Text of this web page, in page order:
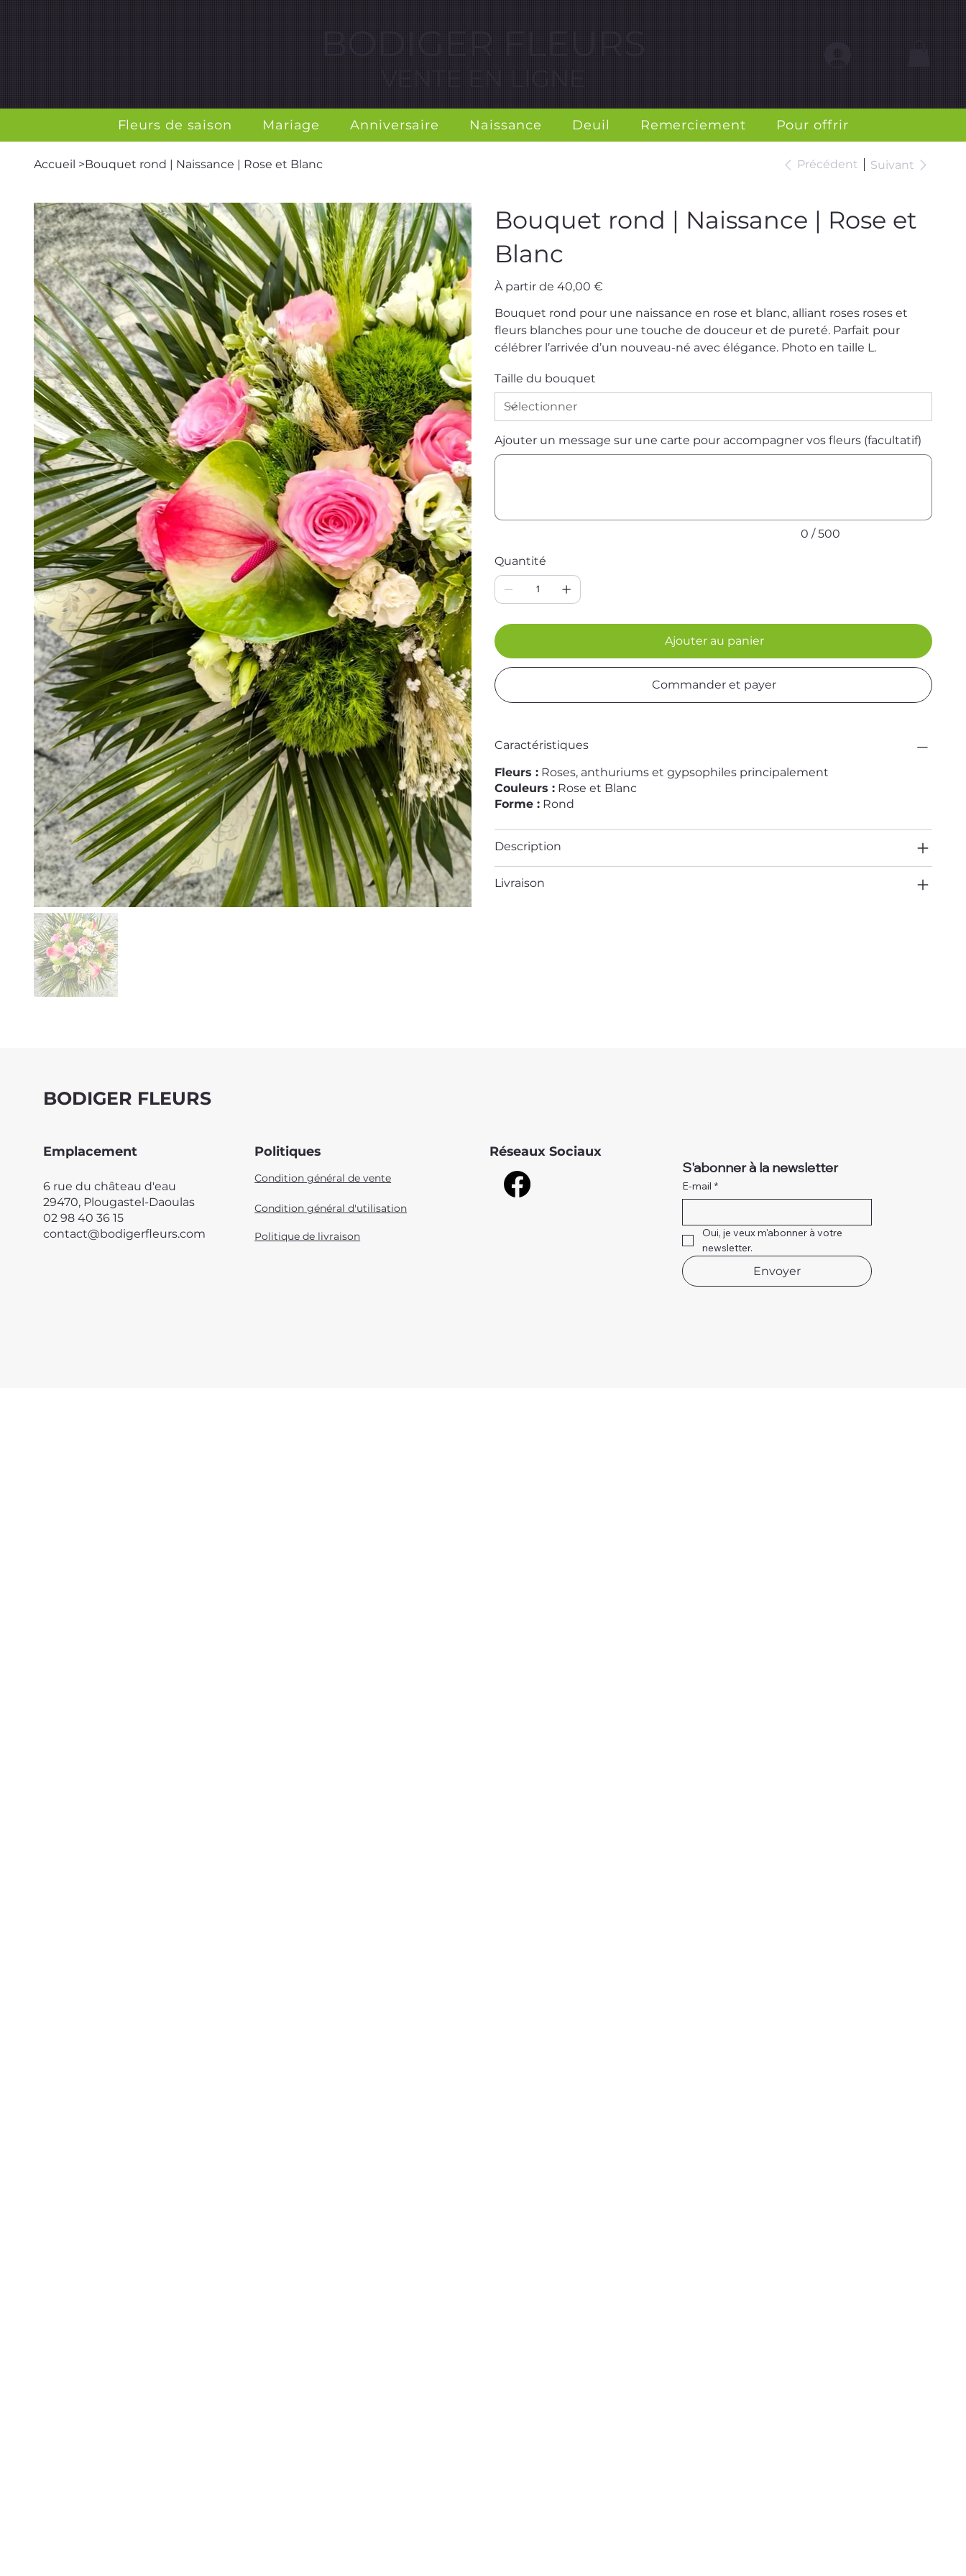
BODIGER FLEURS
Fleurs de saison Mariage Anniversaire Naissance Deuil Remerciement Pour offrir
VENTE EN LIGNE
Accueil >Bouquet rond | Naissance | Rose et Blanc Précédent Suivant
Bouquet rond | Naissance | Rose et
Blanc
À partir de Prix
40,00 €
Bouquet rond pour une naissance en rose et blanc, alliant roses roses et
fleurs blanches pour une touche de douceur et de pureté. Parfait pour
célébrer l’arrivée d’un nouveau-né avec élégance. Photo en taille L.
Taille du bouquet
Ajouter un message sur une carte pour accompagner vos fleurs (facultatif)
500
0 / 500
Quantité
Ajouter au panier
Commander et payer
Caractéristiques
Fleurs : Roses, anthuriums et gypsophiles principalement
Couleurs : Rose et Blanc
Forme : Rond
Description
Livraison
BODIGER FLEURS
6 rue du château d'eau
29470, Plougastel-Daoulas
02 98 40 36 15
contact@bodigerfleurs.com
Emplacement Politiques
Condition général de vente
Condition général d'utilisation
Politique de livraison
Réseaux Sociaux
S'abonner à la newsletter
E-mail *
Oui, je veux m'abonner à votre
newsletter.
Envoyer